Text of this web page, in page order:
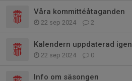
Våra kommittéåtaganden
22 sep 2024 2
Kalendern uppdaterad igen
22 sep 2024 0
Info om säsongen